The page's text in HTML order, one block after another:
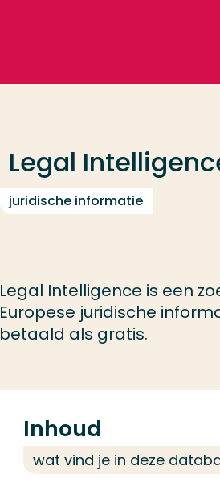
Legal
juridische informatie
Legal Intelligence is een
Europese juridische
betaald als gratis.
Inhoud
wat vind je in deze
Contact